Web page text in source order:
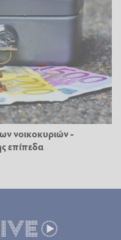
νοικοκυριών -
επίπεδα